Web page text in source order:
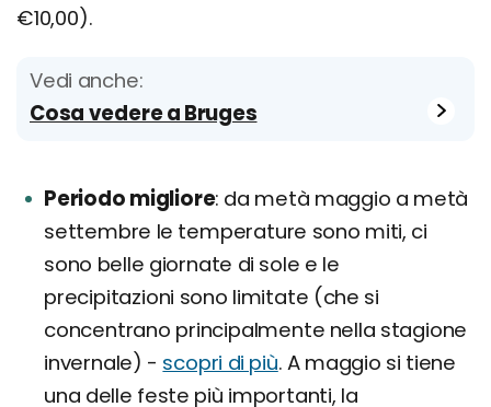
€10,00).
Vedi anche:
Cosa vedere a Bruges
Periodo migliore da metà maggio a metà
settembre le temperature sono miti, ci
sono belle giornate di sole e le
precipitazioni sono limitate (che si
concentrano principalmente nella stagione
invernale) - scopri di più. A maggio si tiene
una delle feste più importanti, la